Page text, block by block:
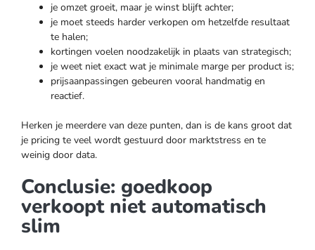
je omzet groeit, maar je winst blijft achter;
je moet steeds harder verkopen om hetzelfde resultaat
te halen;
kortingen voelen noodzakelijk in plaats van strategisch;
je weet niet exact wat je minimale marge per product is;
prijsaanpassingen gebeuren vooral handmatig en
reactief.
Herken je meerdere van deze punten, dan is de kans groot dat
je pricing te veel wordt gestuurd door marktstress en te
weinig door data.
Conclusie: goedkoop
verkoopt niet automatisch
slim